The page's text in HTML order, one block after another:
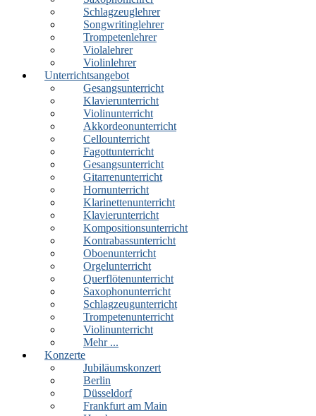
Schlagzeuglehrer
Songwritinglehrer
Trompetenlehrer
Violalehrer
Violinlehrer
Unterrichtsangebot
Gesangsunterricht
Klavierunterricht
Violinunterricht
Akkordeonunterricht
Cellounterricht
Fagottunterricht
Gesangsunterricht
Gitarrenunterricht
Hornunterricht
Klarinettenunterricht
Klavierunterricht
Kompositionsunterricht
Kontrabassunterricht
Oboenunterricht
Orgelunterricht
Querflötenunterricht
Saxophonunterricht
Schlagzeugunterricht
Trompetenunterricht
Violinunterricht
Mehr ...
Konzerte
Jubiläumskonzert
Berlin
Düsseldorf
Frankfurt am Main